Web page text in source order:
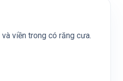
viền trong có răng cưa.